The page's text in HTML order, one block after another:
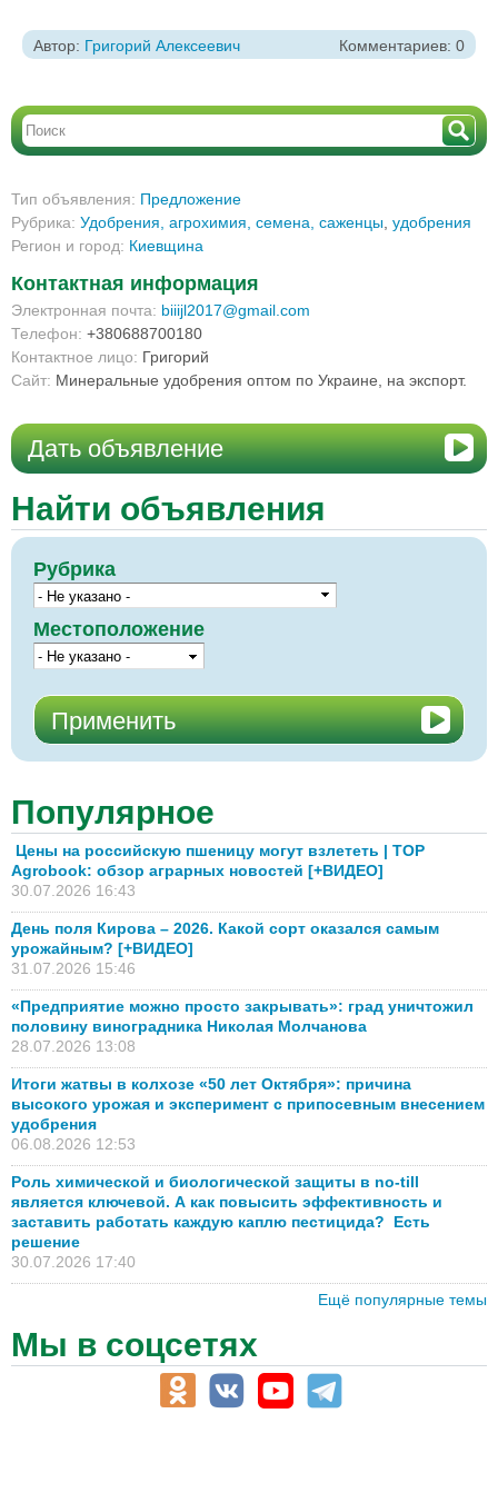
Автор: Григорий Алексеевич Комментариев: 0
Тип объявления: Предложение
Рубрика: Удобрения, агрохимия, семена, саженцы удобрения
Регион и город: Киевщина
Контактная информация
Электронная почта: biiijl2017@gmail.com
Телефон: +380688700180
Контактное лицо: Григорий
Сайт: Минеральные удобрения оптом по Украине, на экспорт.
Дать объявление
Найти объявления
Рубрика
Местоположение
Популярное
Цены на российскую пшеницу могут взлететь | TOP
Agrobook: обзор аграрных новостей [+ВИДЕО]
30.07.2026 16:43
День поля Кирова – 2026. Какой сорт оказался самым
урожайным? [+ВИДЕО]
31.07.2026 15:46
«Предприятие можно просто закрывать»: град уничтожил
половину виноградника Николая Молчанова
28.07.2026 13:08
Итоги жатвы в колхозе «50 лет Октября»: причина
высокого урожая и эксперимент с припосевным внесением
удобрения
06.08.2026 12:53
Роль химической и биологической защиты в no-till
является ключевой. А как повысить эффективность и
заставить работать каждую каплю пестицида? Есть
решение
30.07.2026 17:40
Ещё популярные темы
Мы в соцсетях